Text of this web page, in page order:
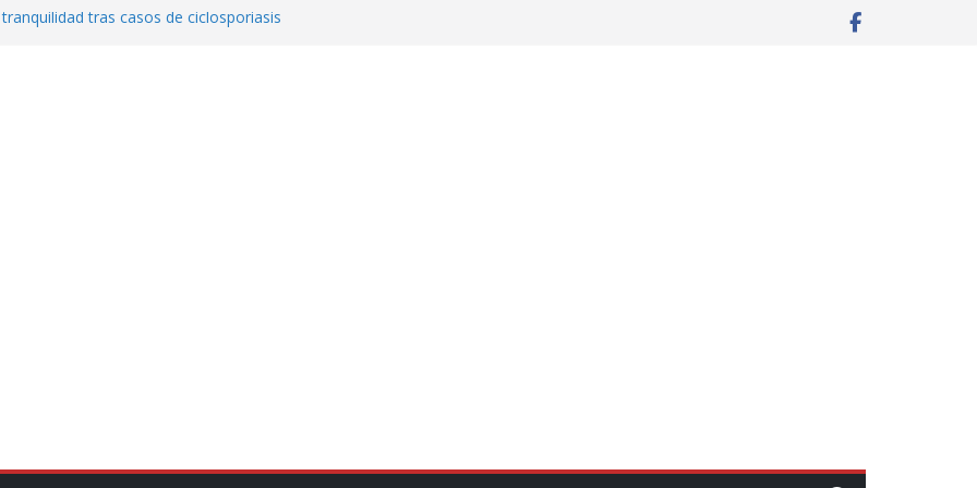
tras casos de ciclosporiasis
de vínculos con México: